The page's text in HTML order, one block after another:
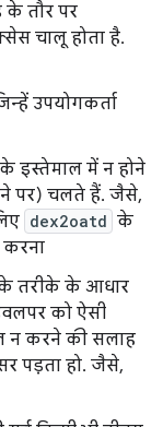
के तौर पर
चालू होता है.
उपयोगकर्ता
इस्तेमाल में न होने
पर) चलते हैं. जैसे,
dex2oatd के
के तरीके के आधार
को ऐसी
न करने की सलाह
पड़ता हो. जैसे,